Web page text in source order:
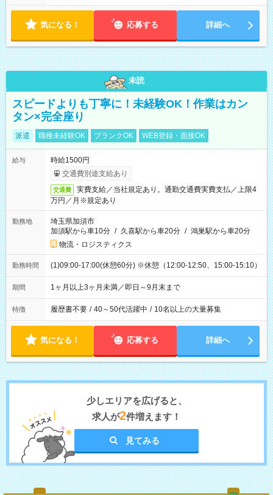
気になる！ 応募する 詳細へ
未読
スピードよりも丁寧に！未経験OK！作業はカン
タン×完全座り
派遣 職種未経験OK ブランクOK WEB登録・面接OK
給与
時給1500円
交通費別途支給あり
交通費
実費支給／当社規定あり。通勤交通費実費支払／上限4
万円／月※規定あり
勤務地
埼玉県加須市
加須駅から車10分 / 久喜駅から車20分 / 鴻巣駅から車20分
物流・ロジスティクス
勤務時間 (1)09:00-17:00(休憩60分) ※休憩（12:00-12:50、15:00-15:10）
期間 1ヶ月以上3ヶ月未満／即日～9月末まで
特徴 履歴書不要 / 40～50代活躍中 / 10名以上の大量募集
気になる！ 応募する 詳細へ
少しエリアを広げると、
求人が2件増えます！
見てみる